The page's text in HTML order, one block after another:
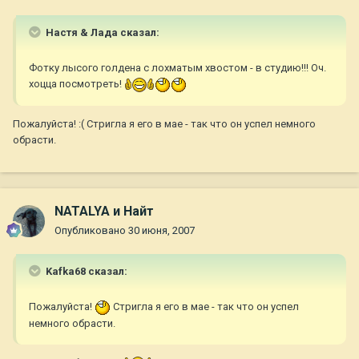
Настя & Лада сказал:
Фотку лысого голдена с лохматым хвостом - в студию!!! Оч.
хоцца посмотреть!
Пожалуйста! :( Стригла я его в мае - так что он успел немного
обрасти.
NATALYA и Найт
Опубликовано 30 июня, 2007
Kafka68 сказал:
Пожалуйста!
Стригла я его в мае - так что он успел
немного обрасти.